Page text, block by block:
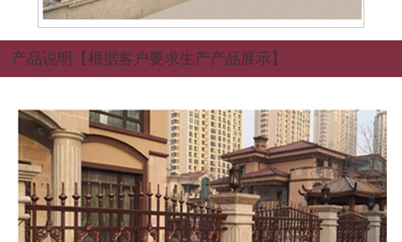
产品说明 【根据客户要求生产产品展示】